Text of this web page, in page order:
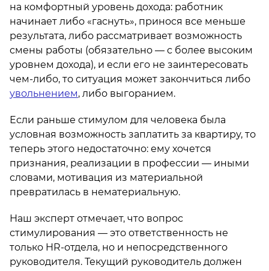
на комфортный уровень дохода: работник
начинает либо «гаснуть», принося все меньше
результата, либо рассматривает возможность
смены работы (обязательно — с более высоким
уровнем дохода), и если его не заинтересовать
чем-либо, то ситуация может закончиться либо
увольнением, либо выгоранием.
Если раньше стимулом для человека была
условная возможность заплатить за квартиру, то
теперь этого недостаточно: ему хочется
признания, реализации в профессии — иными
словами, мотивация из материальной
превратилась в нематериальную.
Наш эксперт отмечает, что вопрос
стимулирования — это ответственность не
только HR-отдела, но и непосредственного
руководителя. Текущий руководитель должен